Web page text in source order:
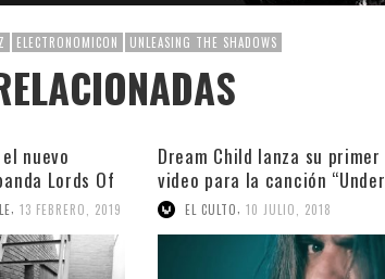
ELECTRONOMICON UNLEASING THE SHADOWS
nuevo
Lords Of
, 13 FEBRERO, 2019
Dream Child lanza su primer
video para la canción “Under
The Wire”
EL CULTO, 10 JULIO, 2018